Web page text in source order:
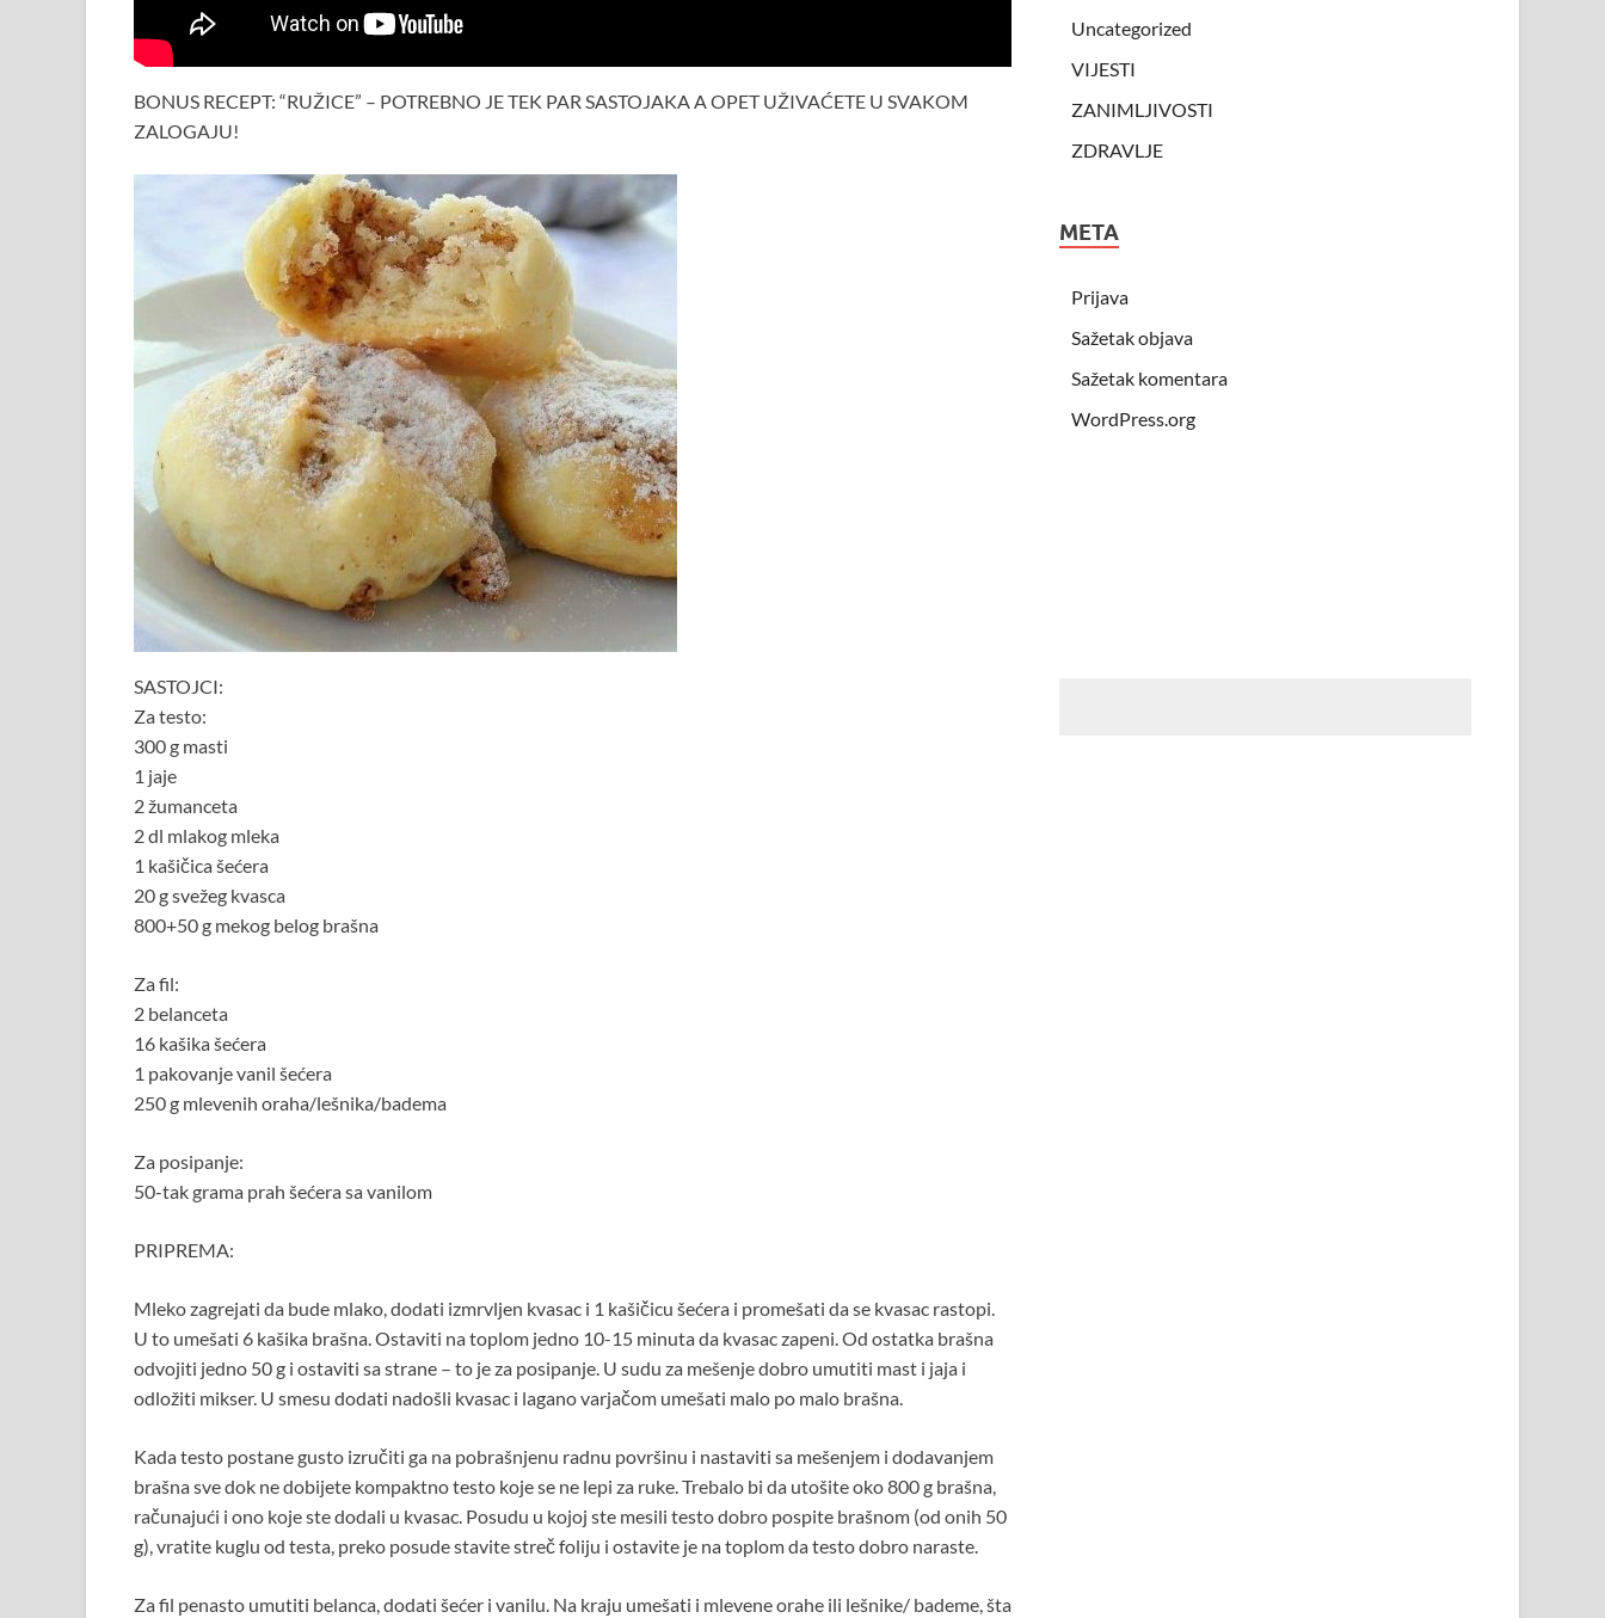
BONUS RECEPT: “RUŽICE” – POTREBNO JE TEK PAR SASTOJAKA A OPET UŽIVAĆETE U SVAKOM
ZALOGAJU!
SASTOJCI:
Za testo:
300 g masti
1 jaje
2 žumanceta
2 dl mlakog mleka
1 kašičica šećera
20 g svežeg kvasca
800+50 g mekog belog brašna
Za fil:
2 belanceta
16 kašika šećera
1 pakovanje vanil šećera
250 g mlevenih oraha/lešnika/badema
Za posipanje:
50-tak grama prah šećera sa vanilom
PRIPREMA:
Mleko zagrejati da bude mlako, dodati izmrvljen kvasac i 1 kašičicu šećera i promešati da se kvasac rastopi.
U to umešati 6 kašika brašna. Ostaviti na toplom jedno 10-15 minuta da kvasac zapeni. Od ostatka brašna
odvojiti jedno 50 g i ostaviti sa strane – to je za posipanje. U sudu za mešenje dobro umutiti mast i jaja i
odložiti mikser. U smesu dodati nadošli kvasac i lagano varjačom umešati malo po malo brašna.
Kada testo postane gusto izručiti ga na pobrašnjenu radnu površinu i nastaviti sa mešenjem i dodavanjem
brašna sve dok ne dobijete kompaktno testo koje se ne lepi za ruke. Trebalo bi da utošite oko 800 g brašna,
računajući i ono koje ste dodali u kvasac. Posudu u kojoj ste mesili testo dobro pospite brašnom (od onih 50
g), vratite kuglu od testa, preko posude stavite streč foliju i ostavite je na toplom da testo dobro naraste.
Za fil penasto umutiti belanca, dodati šećer i vanilu. Na kraju umešati i mlevene orahe ili lešnike/ bademe, šta
Uncategorized
VIJESTI
ZANIMLJIVOSTI
ZDRAVLJE
META
Prijava
Sažetak objava
Sažetak komentara
WordPress.org